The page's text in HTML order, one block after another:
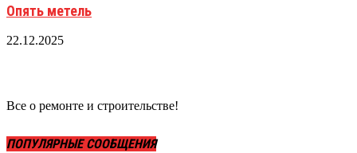
Опять метель
22.12.2025
Все о ремонте и строительстве!
ПОПУЛЯРНЫЕ СООБЩЕНИЯ